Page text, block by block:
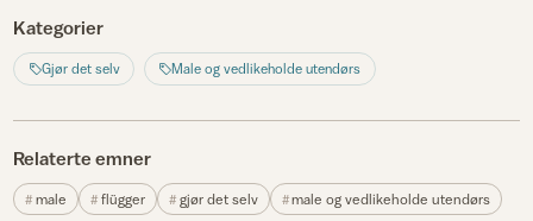
Kategorier
Gjør det selv Male og vedlikeholde utendørs
Relaterte emner
male flügger gjør det selv male og vedlikeholde utendørs